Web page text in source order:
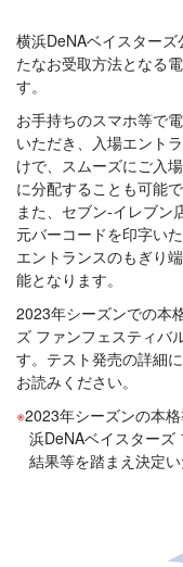
横浜DeNAベイスター
たなお受取方法となる
す。
お手持ちのスマホ等で
いただき、入場エント
けで、スムーズにご入
に分配することも可能
また、セブン-イレブン
元バーコードを印字い
エントランスのもぎり
能となります。
2023年シーズンでの本
ズ ファンフェスティバ
す。テスト発売の詳細
お読みください。
2023年シーズンの本
浜DeNAベイスターズ
結果等を踏まえ決定